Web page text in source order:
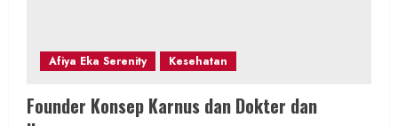
Afiya Eka Serenity Kesehatan
Founder Konsep Karnus dan Dokter dan